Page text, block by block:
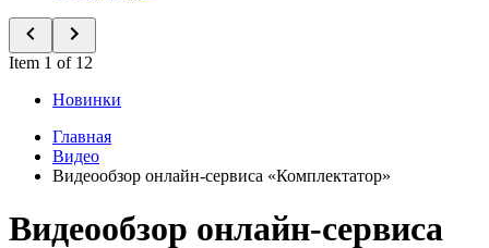
Item 1 of 12
Новинки
Главная
Видео
Видеообзор онлайн-сервиса «Комплектатор»
Видеообзор онлайн-сервиса